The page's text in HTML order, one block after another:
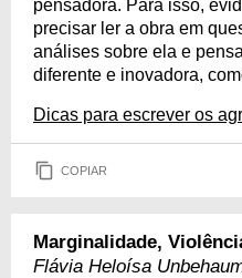
pensadora. Para isso,
precisar ler a obra em
análises sobre ela e
diferente e inovadora,
Dicas para escrever os
COPIAR
Marginalidade,
Flávia Heloísa